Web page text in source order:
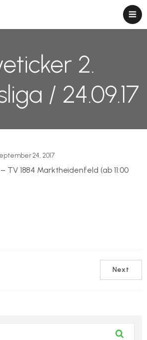
2.
/ 24.09.17
24, 2017
TV 1884 Marktheidenfeld (ab 11:00
Next